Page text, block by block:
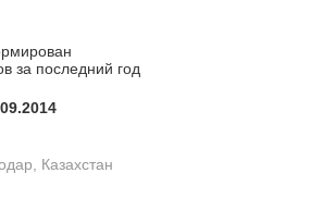
за последний год
Казахстан